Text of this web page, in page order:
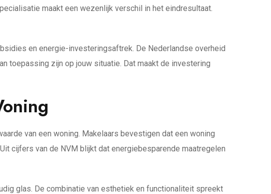
maakt een wezenlijk verschil in het eindresultaat.
en energie-investeringsaftrek. De Nederlandse overheid
toepassing zijn op jouw situatie. Dat maakt de investering
van een woning. Makelaars bevestigen dat een woning
cijfers van de NVM blijkt dat energiebesparende maatregelen
glas. De combinatie van esthetiek en functionaliteit spreekt